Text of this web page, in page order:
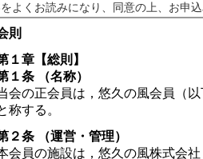
よくお読みになり、同意の上、お申